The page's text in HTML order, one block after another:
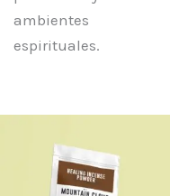
ambientes
espirituales.